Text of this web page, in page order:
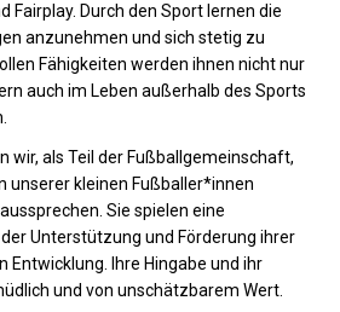
Fairplay. Durch den Sport lernen die
anzunehmen und sich stetig zu
Fähigkeiten werden ihnen nicht nur
auch im Leben außerhalb des Sports
wir, als Teil der Fußballgemeinschaft,
unserer kleinen Fußballer*innen
Sie spielen eine
Unterstützung und Förderung ihrer
Entwicklung. Ihre Hingabe und ihr
und von unschätzbarem Wert.